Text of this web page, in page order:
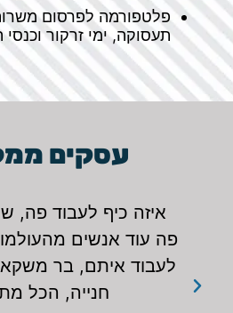
פלטפורמה לפרסום
תעסוקה, ימי זרקור
עסקים
איזה כיף לעבוד פה,
פה עוד אנשים
לעבוד איתם, בר
חנייה, הכל